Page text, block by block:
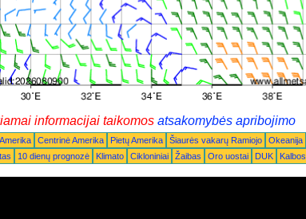
informacijai taikomos atsakomybės apribojimo
Centrinė Amerika Pietų Amerika Šiaurės vakarų Ramiojo Okeanija
10 dienų prognozė Klimato Cikloniniai Žaibas Oro uostai DUK Kalbos